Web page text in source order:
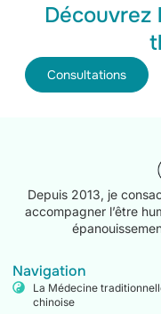
Consultations
Depuis 2013, je
accompagner l’être
Navigation
La Médecine
chinoise